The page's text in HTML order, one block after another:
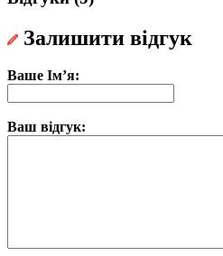
Залишити відгук
Ваше Ім’я:
Ваш відгук: